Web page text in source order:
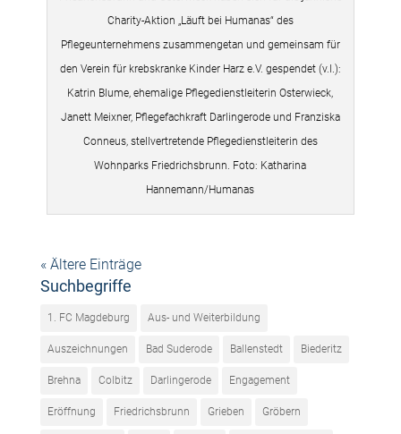
Charity-Aktion „Läuft bei Humanas“ des
Pflegeunternehmens zusammengetan und gemeinsam für
den Verein für krebskranke Kinder Harz e.V. gespendet (v.l.):
Katrin Blume, ehemalige Pflegedienstleiterin Osterwieck,
Janett Meixner, Pflegefachkraft Darlingerode und Franziska
Conneus, stellvertretende Pflegedienstleiterin des
Wohnparks Friedrichsbrunn. Foto: Katharina
Hannemann/Humanas
« Ältere Einträge
Suchbegriffe
1. FC Magdeburg Aus- und Weiterbildung
Auszeichnungen Bad Suderode Ballenstedt Biederitz
Brehna Colbitz Darlingerode Engagement
Eröffnung Friedrichsbrunn Grieben Gröbern